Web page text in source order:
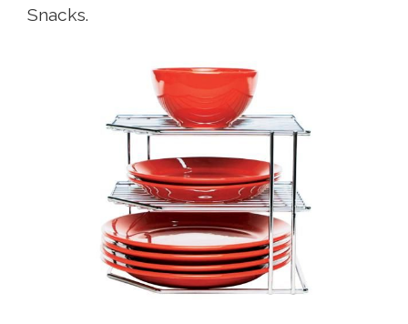
Snacks.